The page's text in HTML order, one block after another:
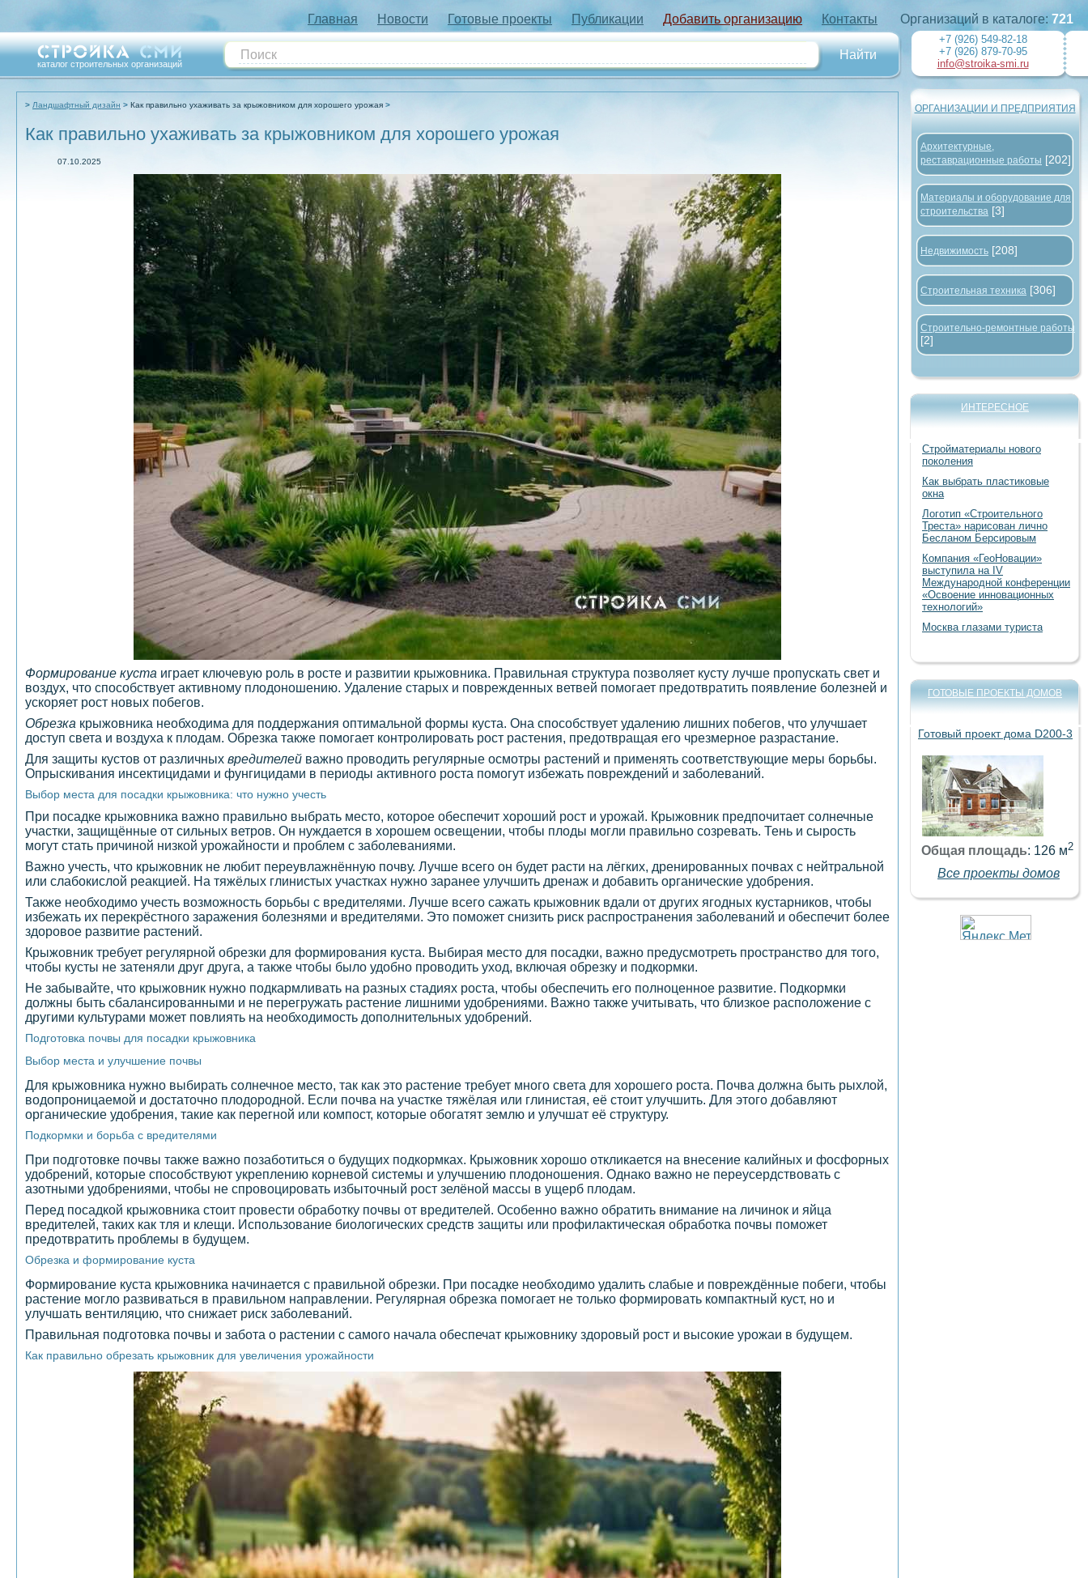
Главная Новости Готовые проекты Публикации Добавить организацию Контакты
каталог строительных организаций
Ландшафтный дизайн Как правильно ухаживать за крыжовником для хорошего урожая
Как правильно ухаживать за крыжовником для хорошего урожая
07.10.2025
Формирование куста играет ключевую роль в росте и развитии крыжовника. Правильная структура позволяет кусту лучше пропускать свет и
воздух, что способствует активному плодоношению. Удаление старых и поврежденных ветвей помогает предотвратить появление болезней и
ускоряет рост новых побегов.
Обрезка крыжовника необходима для поддержания оптимальной формы куста. Она способствует удалению лишних побегов, что улучшает
доступ света и воздуха к плодам. Обрезка также помогает контролировать рост растения, предотвращая его чрезмерное разрастание.
Для защиты кустов от различных вредителей важно проводить регулярные осмотры растений и применять соответствующие меры борьбы.
Опрыскивания инсектицидами и фунгицидами в периоды активного роста помогут избежать повреждений и заболеваний.
Выбор места для посадки крыжовника: что нужно учесть
При посадке крыжовника важно правильно выбрать место, которое обеспечит хороший рост и урожай. Крыжовник предпочитает солнечные
участки, защищённые от сильных ветров. Он нуждается в хорошем освещении, чтобы плоды могли правильно созревать. Тень и сырость
могут стать причиной низкой урожайности и проблем с заболеваниями.
Важно учесть, что крыжовник не любит переувлажнённую почву. Лучше всего он будет расти на лёгких, дренированных почвах с нейтральной
или слабокислой реакцией. На тяжёлых глинистых участках нужно заранее улучшить дренаж и добавить органические удобрения.
Также необходимо учесть возможность борьбы с вредителями. Лучше всего сажать крыжовник вдали от других ягодных кустарников, чтобы
избежать их перекрёстного заражения болезнями и вредителями. Это поможет снизить риск распространения заболеваний и обеспечит более
здоровое развитие растений.
Крыжовник требует регулярной обрезки для формирования куста. Выбирая место для посадки, важно предусмотреть пространство для того,
чтобы кусты не затеняли друг друга, а также чтобы было удобно проводить уход, включая обрезку и подкормки.
Не забывайте, что крыжовник нужно подкармливать на разных стадиях роста, чтобы обеспечить его полноценное развитие. Подкормки
должны быть сбалансированными и не перегружать растение лишними удобрениями. Важно также учитывать, что близкое расположение с
другими культурами может повлиять на необходимость дополнительных удобрений.
Подготовка почвы для посадки крыжовника
Выбор места и улучшение почвы
Для крыжовника нужно выбирать солнечное место, так как это растение требует много света для хорошего роста. Почва должна быть рыхлой,
водопроницаемой и достаточно плодородной. Если почва на участке тяжёлая или глинистая, её стоит улучшить. Для этого добавляют
органические удобрения, такие как перегной или компост, которые обогатят землю и улучшат её структуру.
Подкормки и борьба с вредителями
При подготовке почвы также важно позаботиться о будущих подкормках. Крыжовник хорошо откликается на внесение калийных и фосфорных
удобрений, которые способствуют укреплению корневой системы и улучшению плодоношения. Однако важно не переусердствовать с
азотными удобрениями, чтобы не спровоцировать избыточный рост зелёной массы в ущерб плодам.
Перед посадкой крыжовника стоит провести обработку почвы от вредителей. Особенно важно обратить внимание на личинок и яйца
вредителей, таких как тля и клещи. Использование биологических средств защиты или профилактическая обработка почвы поможет
предотвратить проблемы в будущем.
Обрезка и формирование куста
Формирование куста крыжовника начинается с правильной обрезки. При посадке необходимо удалить слабые и повреждённые побеги, чтобы
растение могло развиваться в правильном направлении. Регулярная обрезка помогает не только формировать компактный куст, но и
улучшать вентиляцию, что снижает риск заболеваний.
Правильная подготовка почвы и забота о растении с самого начала обеспечат крыжовнику здоровый рост и высокие урожаи в будущем.
Как правильно обрезать крыжовник для увеличения урожайности
Организаций в каталоге: 721
+7 (926) 549-82-18
+7 (926) 879-70-95
info@stroika-smi.ru
ОРГАНИЗАЦИИ И ПРЕДПРИЯТИЯ
Архитектурные,
реставрационные работы [202]
Материалы и оборудование для
строительства [3]
Недвижимость [208]
Строительная техника [306]
Строительно-ремонтные работы
[2]
ИНТЕРЕСНОЕ
Стройматериалы нового
поколения
Как выбрать пластиковые
окна
Логотип «Строительного
Треста» нарисован лично
Бесланом Берсировым
Компания «ГеоНовации»
выступила на IV
Международной конференции
«Освоение инновационных
технологий»
Москва глазами туриста
ГОТОВЫЕ ПРОЕКТЫ ДОМОВ
Готовый проект дома D200-3
Общая площадь: 126 м2
Все проекты домов